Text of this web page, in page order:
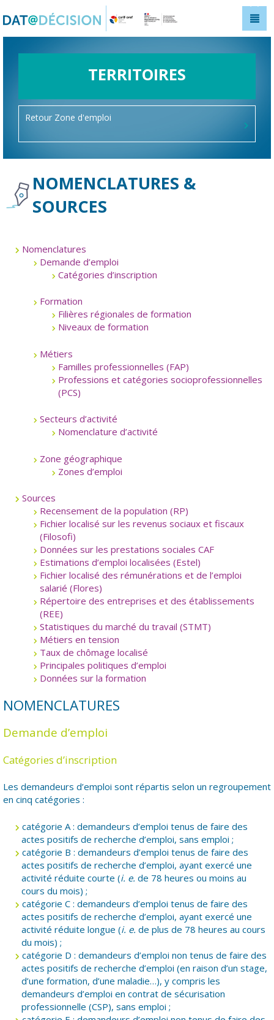
TERRITOIRES
Retour Zone d'emploi
NOMENCLATURES &
SOURCES
Nomenclatures
Demande d’emploi
Catégories d’inscription
Formation
Filières régionales de formation
Niveaux de formation
Métiers
Familles professionnelles (FAP)
Professions et catégories socioprofessionnelles
(PCS)
Secteurs d’activité
Nomenclature d’activité
Zone géographique
Zones d’emploi
Sources
Recensement de la population (RP)
Fichier localisé sur les revenus sociaux et fiscaux
(Filosofi)
Données sur les prestations sociales CAF
Estimations d’emploi localisées (Estel)
Fichier localisé des rémunérations et de l’emploi
salarié (Flores)
Répertoire des entreprises et des établissements
(REE)
Statistiques du marché du travail (STMT)
Métiers en tension
Taux de chômage localisé
Principales politiques d’emploi
Données sur la formation
NOMENCLATURES
Demande d’emploi
Catégories d’inscription
Les demandeurs d’emploi sont répartis selon un regroupement
en cinq catégories :
catégorie A : demandeurs d’emploi tenus de faire des
actes positifs de recherche d’emploi, sans emploi ;
catégorie B : demandeurs d’emploi tenus de faire des
actes positifs de recherche d’emploi, ayant exercé une
activité réduite courte (i. e. de 78 heures ou moins au
cours du mois) ;
catégorie C : demandeurs d’emploi tenus de faire des
actes positifs de recherche d’emploi, ayant exercé une
activité réduite longue (i. e. de plus de 78 heures au cours
du mois) ;
catégorie D : demandeurs d’emploi non tenus de faire des
actes positifs de recherche d’emploi (en raison d’un stage,
d’une formation, d’une maladie…), y compris les
demandeurs d’emploi en contrat de sécurisation
professionnelle (CSP), sans emploi ;
Panneau de gestion des cookies